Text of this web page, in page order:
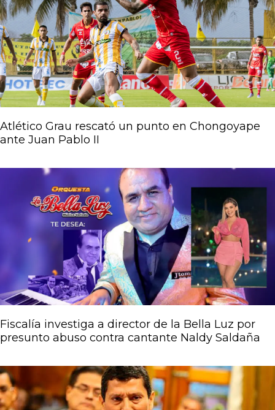
Atlético Grau rescató un punto en Chongoyape
ante Juan Pablo II
Fiscalía investiga a director de la Bella Luz por
presunto abuso contra cantante Naldy Saldaña